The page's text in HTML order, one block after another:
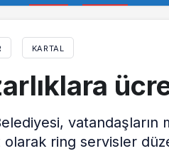
KARTAL
olarak ring servisler